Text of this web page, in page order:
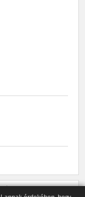
vagy törölhetik egy